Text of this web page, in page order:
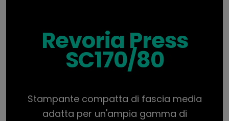
Revoria Press
SC170/80
Stampante compatta di fascia media
adatta per un'ampia gamma di